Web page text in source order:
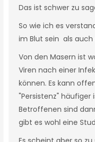
Das ist schwer zu
So wie ich es
im Blut sein als
Von den Masern ist
Viren nach einer
können. Es kann
"Persistenz" häufiger
Betroffenen sind
gibt es wohl eine